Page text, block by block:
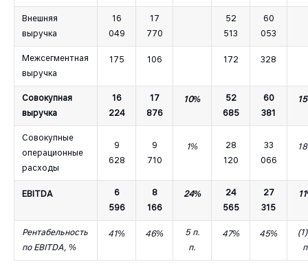
Внешняя
выручка
16
049
17
770
52
513
60
053
Межсегментная
выручка
175 106 172 328
Совокупная
выручка
16
224
17
876
10%
52
685
60
381
Совокупные
операционные
расходы
9
628
9
710
1%
28
120
33
066
EBITDA
6
596
8
166
24%
24
565
27
315
Рентабельность
по EBITDA, %
41% 46%
5 п.
п.
47% 45%